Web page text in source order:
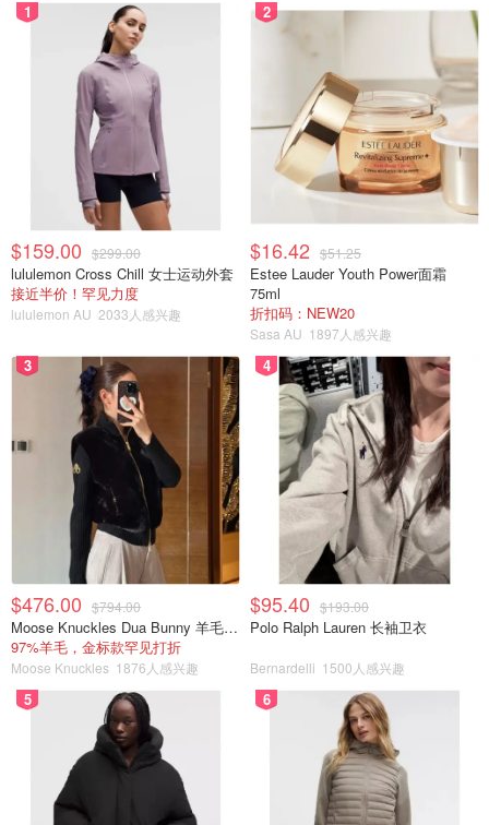
整形后，等待12个小时后就可以脱模切块了.切好之后放入
如果有糯米纸和独立装可以包起来或者用保鲜袋装起来.可
以吃几个月.
1
$159.00 $299.00
lululemon Cross Chill 女士运动外套
接近半价！罕见力度
lululemon AU 2033人感兴趣
2
$16.42 $51.25
Estee Lauder Youth Power面霜
75ml
折扣码：NEW20
Sasa AU 1897人感兴趣
3
$476.00 $794.00
Moose Knuckles Dua Bunny 羊毛混纺针织夹克
97%羊毛，金标款罕见打折
Moose Knuckles 1876人感兴趣
4
$95.40 $193.00
Polo Ralph Lauren 长袖卫衣
Bernardelli 1500人感兴趣
5 6